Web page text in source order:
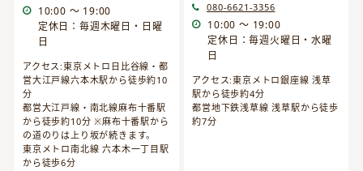
10:00 ～ 19:00
定休日：毎週木曜日・日曜
日
アクセス:東京メトロ日比谷線・都
営大江戸線六本木駅から徒歩約10
分
都営大江戸線・南北線麻布十番駅
から徒歩約10分 ※麻布十番駅から
の道のりは上り坂が続きます。
東京メトロ南北線 六本木一丁目駅
から徒歩6分
080-6621-3356
10:00 ～ 19:00
定休日：毎週火曜日・水曜
日
アクセス:東京メトロ銀座線 浅草
駅から徒歩約4分
都営地下鉄浅草線 浅草駅から徒歩
約7分